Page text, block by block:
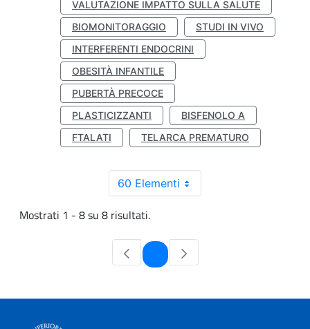
VALUTAZIONE IMPATTO SULLA SALUTE
BIOMONITORAGGIO
STUDI IN VIVO
INTERFERENTI ENDOCRINI
OBESITÀ INFANTILE
PUBERTÀ PRECOCE
PLASTICIZZANTI
BISFENOLO A
FTALATI
TELARCA PREMATURO
60 Elementi
Mostrati 1 - 8 su 8 risultati.
Pagina